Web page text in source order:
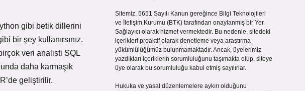
gibi betik dillerini
bir şey kullanırsınız.
veri analisti SQL
daha karmaşık
geliştirilir.
Sitemiz, 5651 Sayılı Kanun gereğince Bilgi Teknolojileri
ve İletişim Kurumu (BTK) tarafından onaylanmış bir Yer
Sağlayıcı olarak hizmet vermektedir. Bu nedenle, sitedeki
içerikleri proaktif olarak denetleme veya araştırma
yükümlülüğümüz bulunmamaktadır. Ancak, üyelerimiz
yazdıkları içeriklerin sorumluluğunu taşımakta olup, siteye
üye olarak bu sorumluluğu kabul etmiş sayılırlar.
Hukuka ve yasal düzenlemelere aykırı olduğunu